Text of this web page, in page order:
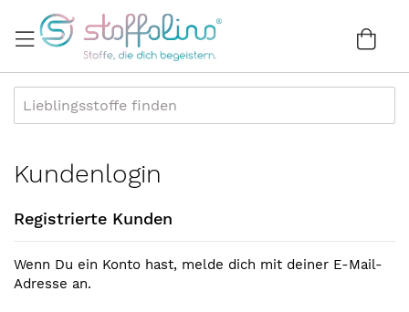
zum
Inhalt
Kundenlogin
Registrierte Kunden
Wenn Du ein Konto hast, melde dich mit deiner E-Mail-
Adresse an.